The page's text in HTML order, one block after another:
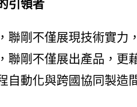
引領者
聯剛不僅展現技術實力
聯剛不僅展出產品，更
自動化與跨國協同製造